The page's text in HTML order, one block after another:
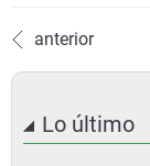
anterior
Lo último